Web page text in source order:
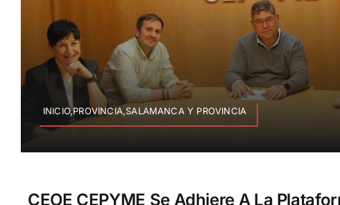
INICIO,PROVINCIA,SALAMANCA Y PROVINCIA
CEOE CEPYME Se Adhiere A La